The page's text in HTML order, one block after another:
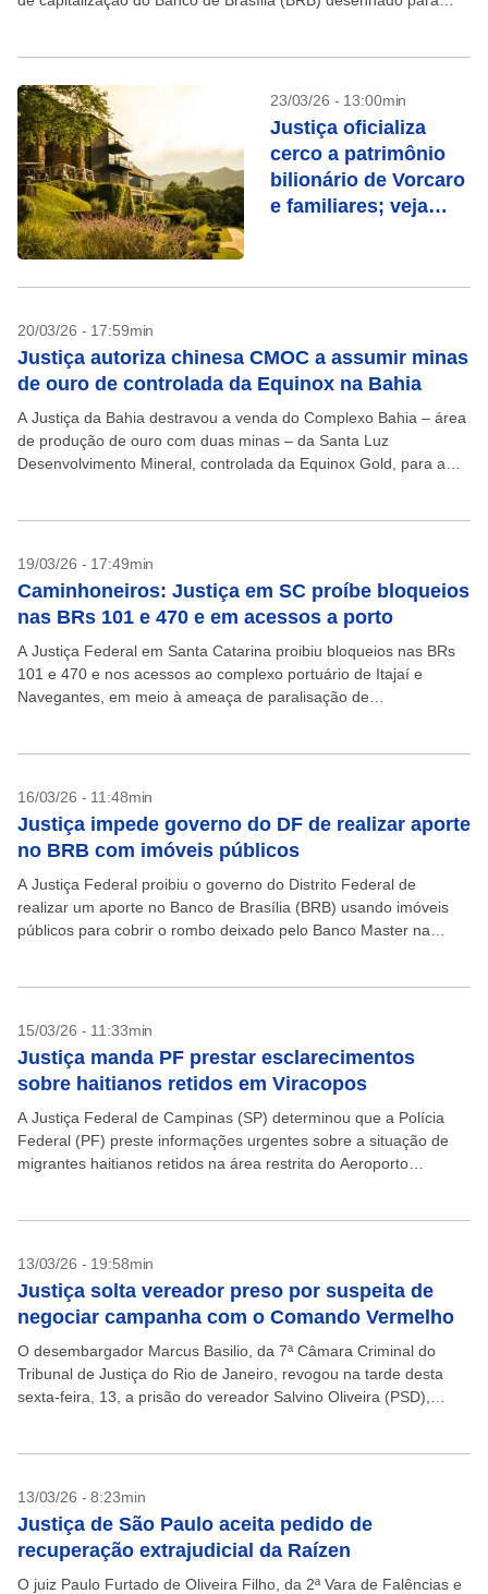
23/03/26 - 13:00min
Justiça oficializa
cerco a patrimônio
bilionário de Vorcaro
e familiares; veja
20/03/26 - 17:59min
Justiça autoriza chinesa CMOC a assumir minas
de ouro de controlada da Equinox na Bahia
A Justiça da Bahia destravou a venda do Complexo Bahia – área
de produção de ouro com duas minas – da Santa Luz
Desenvolvimento Mineral, controlada da Equinox Gold, para a
19/03/26 - 17:49min
Caminhoneiros: Justiça em SC proíbe bloqueios
nas BRs 101 e 470 e em acessos a porto
A Justiça Federal em Santa Catarina proibiu bloqueios nas BRs
101 e 470 e nos acessos ao complexo portuário de Itajaí e
Navegantes, em meio à ameaça de paralisação de
16/03/26 - 11:48min
Justiça impede governo do DF de realizar aporte
no BRB com imóveis públicos
A Justiça Federal proibiu o governo do Distrito Federal de
realizar um aporte no Banco de Brasília (BRB) usando imóveis
públicos para cobrir o rombo deixado pelo Banco Master na
15/03/26 - 11:33min
Justiça manda PF prestar esclarecimentos
sobre haitianos retidos em Viracopos
A Justiça Federal de Campinas (SP) determinou que a Polícia
Federal (PF) preste informações urgentes sobre a situação de
migrantes haitianos retidos na área restrita do Aeroporto
13/03/26 - 19:58min
Justiça solta vereador preso por suspeita de
negociar campanha com o Comando Vermelho
O desembargador Marcus Basilio, da 7ª Câmara Criminal do
Tribunal de Justiça do Rio de Janeiro, revogou na tarde desta
sexta-feira, 13, a prisão do vereador Salvino Oliveira (PSD),
13/03/26 - 8:23min
Justiça de São Paulo aceita pedido de
recuperação extrajudicial da Raízen
O juiz Paulo Furtado de Oliveira Filho, da 2ª Vara de Falências e